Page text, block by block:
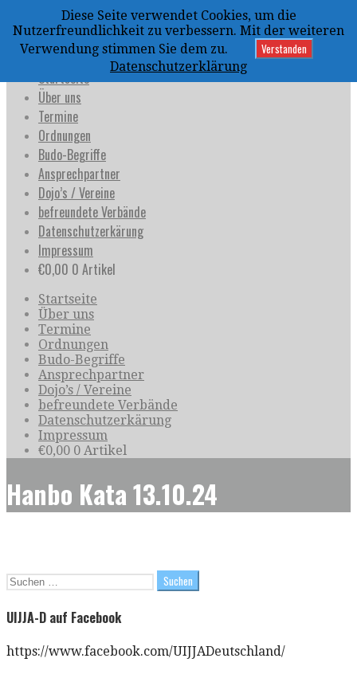
Inhalt
springen
uijja
Deutschland e.V.
Startseite
Über uns
Termine
Ordnungen
Budo-Begriffe
Ansprechpartner
Dojo’s / Vereine
befreundete Verbände
Datenschutzerkärung
Impressum
€0,00 0 Artikel
Startseite
Über uns
Termine
Ordnungen
Budo-Begriffe
Ansprechpartner
Dojo’s / Vereine
befreundete Verbände
Datenschutzerkärung
Impressum
€0,00 0 Artikel
Hanbo Kata 13.10.24
Suchen
UIJJA-D auf Facebook
https://www.facebook.com/UIJJADeutschland/
Diese Seite verwendet Cookies, um die
Nutzerfreundlichkeit zu verbessern. Mit der weiteren
Verwendung stimmen Sie dem zu.
Verstanden
Datenschutzerklärung